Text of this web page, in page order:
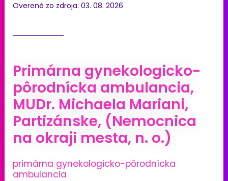
Overené zo zdroja: 03. 08. 2026
Primárna gynekologicko-
pôrodnícka ambulancia,
MUDr. Michaela Mariani,
Partizánske, (Nemocnica
na okraji mesta, n. o.)
primárna gynekologicko-pôrodnícka
ambulancia